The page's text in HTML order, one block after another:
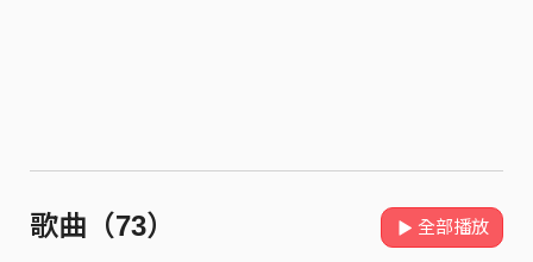
歌曲（73） 全部播放